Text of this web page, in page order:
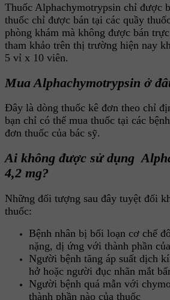
Thuốc Alphachymotrypsin chỉ được
thuốc chỉ được bán tại các quầy
phòng khám mà không được bán
tham khảo trên thị trường hiện nay
5 vỉ x 10 viên.
Mua Alphachymotrypsin ở
Đây là dòng thuốc kê đơn theo chỉ
bạn chỉ có thể mua thuốc tại các
đơn thuốc của bác sỹ.
Ai không được sử dụng
4,2 mg?
Những đối tượng sau đây tuyệt đối
thuốc:
Bệnh nhân bị bối loạn cơ chế
nặng, dị ứng với thành phần
Người bệnh tăng áp suất dịch
hở hoặc người đục nhãn mắt
Người bệnh quá mẫn với
thành phần nào của thuốc